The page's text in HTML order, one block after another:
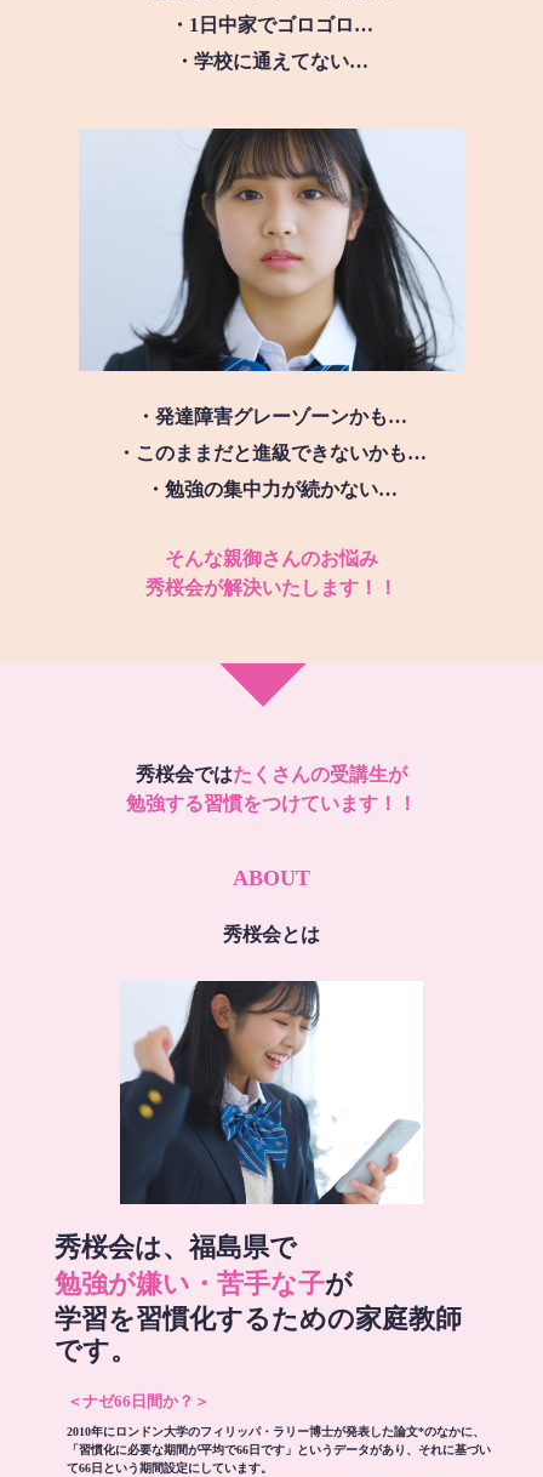
・1日中家でゴロゴロ…
・学校に通えてない…
・発達障害グレーゾーンかも…
・このままだと進級できないかも…
・勉強の集中力が続かない…
そんな親御さんのお悩み
秀桜会が解決いたします！！
秀桜会ではたくさんの受講生が
勉強する習慣をつけています！！
ABOUT
秀桜会とは
秀桜会は、福島県で
勉強が嫌い・苦手な子が
学習を習慣化するための家庭教師
です。
＜ナゼ66日間か？＞
2010年にロンドン大学のフィリッパ・ラリー博士が発表した論文*のなかに、
「習慣化に必要な期間が平均で66日です」というデータがあり、それに基づい
て66日という期間設定にしています。